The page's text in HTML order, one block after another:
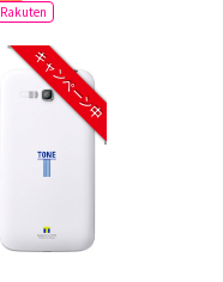
Rakuten
キャンペーン中